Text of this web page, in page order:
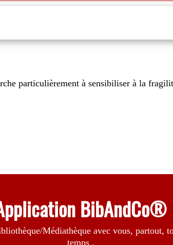
particulièrement à sensibiliser à la
BibAndCo®
Médiathèque avec vous, partout,
temps .